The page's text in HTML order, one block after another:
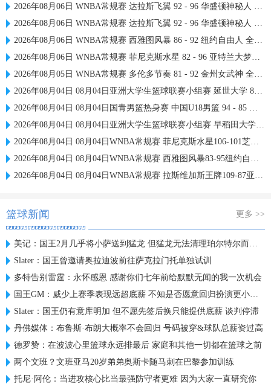
2026年08月06日 WNBA常规赛 达拉斯飞翼 92 - 96 华盛顿神秘人 全场集锦
2026年08月06日 WNBA常规赛 达拉斯飞翼 92 - 96 华盛顿神秘人 全场集锦
2026年08月06日 WNBA常规赛 西雅图风暴 86 - 92 纽约自由人 全场集锦
2026年08月06日 WNBA常规赛 菲尼克斯水星 82 - 96 亚特兰大梦想 全场集锦
2026年08月05日 WNBA常规赛 多伦多节奏 81 - 92 金州女武神 全场集锦
2026年08月04日 08月04日亚洲大学生篮球联赛小组赛 延世大学 82 - 83 北京大学 集锦
2026年08月04日 08月04日国青男篮热身赛 中国U18男篮 94 - 85 加拿大大卫·安篮球学院 集锦
2026年08月04日 08月04日亚洲大学生篮球联赛小组赛 早稻田大学 71 - 86 清华大学 集锦
2026年08月04日 08月04日WNBA常规赛 菲尼克斯水星106-101芝加哥天空 全场集锦
2026年08月04日 08月04日WNBA常规赛 西雅图风暴83-95纽约自由人 全场集锦
2026年08月04日 08月04日WNBA常规赛 拉斯维加斯王牌109-87亚特兰大梦想 全场集锦
篮球新闻 更多 >>
美记：国王2月几乎将小萨送到猛龙 但猛龙无法清理珀尔特尔而告吹
Slater：国王曾邀请奥拉迪波前往萨克拉门托单独试训
多特告别雷霆：永怀感恩 感谢你们七年前给默默无闻的我一次机会
国王GM：威少上赛季表现远超底薪 不知是否愿意回归扮演更小角色
Slater：国王仍有意库明加 但不愿先签后换只能提供底薪 谈判停滞
丹佛媒体：布鲁斯·布朗大概率不会回归 号码被穿&球队总薪资过高
德罗赞：在波波心里篮球永远排最后 家庭和其他一切都在篮球之前
两个文班？文班亚马20岁弟弟奥斯卡随马刺在巴黎参加训练
托尼·阿伦：当进攻核心比当最强防守者更难 因为大家一直研究你